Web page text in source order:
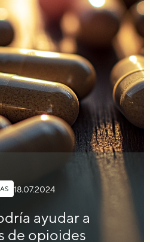
18.07.2024
ayudar a
de opioides